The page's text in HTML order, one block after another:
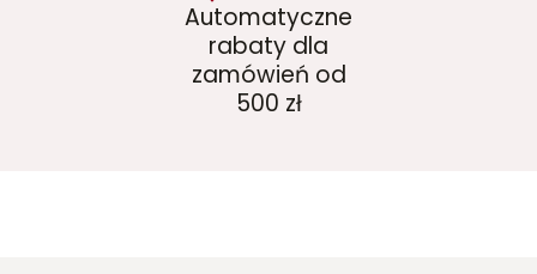
Automatyczne
rabaty dla
zamówień od
500 zł